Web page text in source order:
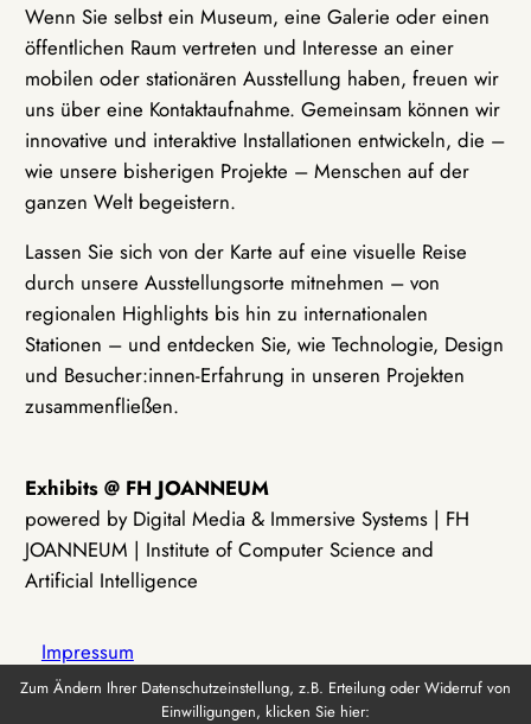
Wenn Sie selbst ein Museum, eine Galerie oder einen
öffentlichen Raum vertreten und Interesse an einer
mobilen oder stationären Ausstellung haben, freuen wir
uns über eine Kontaktaufnahme. Gemeinsam können wir
innovative und interaktive Installationen entwickeln, die –
wie unsere bisherigen Projekte – Menschen auf der
ganzen Welt begeistern.
Lassen Sie sich von der Karte auf eine visuelle Reise
durch unsere Ausstellungsorte mitnehmen – von
regionalen Highlights bis hin zu internationalen
Stationen – und entdecken Sie, wie Technologie, Design
und Besucher:innen-Erfahrung in unseren Projekten
zusammenfließen.
Exhibits @ FH JOANNEUM
powered by Digital Media & Immersive Systems | FH
JOANNEUM | Institute of Computer Science and
Artificial Intelligence
Impressum
Zum Ändern Ihrer Datenschutzeinstellung, z.B. Erteilung oder Widerruf von
Einwilligungen, klicken Sie hier: